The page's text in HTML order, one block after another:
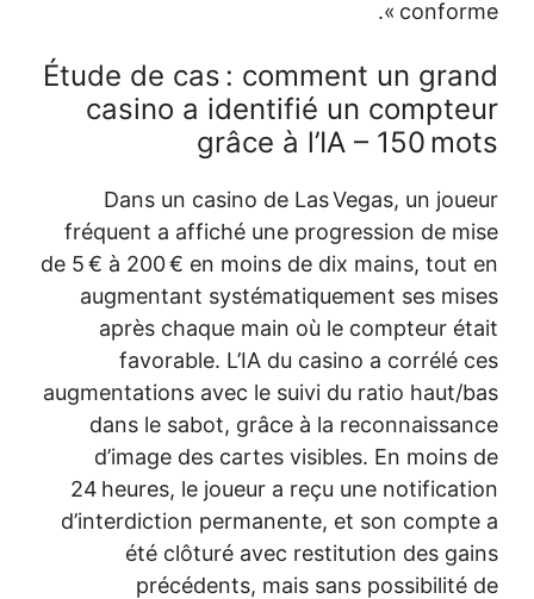
Étude de cas :
casino a identifié un
grâce à l’IA
Dans un casino de Las
fréquent a affiché une
de 5 € à 200 € en moins de dix
augmentant
après chaque main où le
favorable. L’IA du casino
augmentations avec le suivi du
dans le sabot, grâce à la
d’image des cartes
24 heures, le joueur a reçu
d’interdiction permanente, et
été clôturé avec
précédents, mais sans